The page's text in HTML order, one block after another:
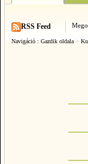
RSS Feed
Navigáció : Gazdik oldala >